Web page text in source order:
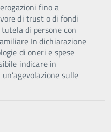
fino a
di trust o di fondi
di persone con
In dichiarazione
di oneri e spese
indicare in
sulle